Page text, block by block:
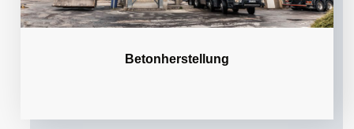
Betonherstellung